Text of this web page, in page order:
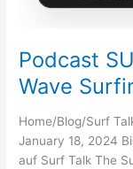
Podcast
Wave
Home/Blog/Surf
January 18, 2024
auf Surf Talk The